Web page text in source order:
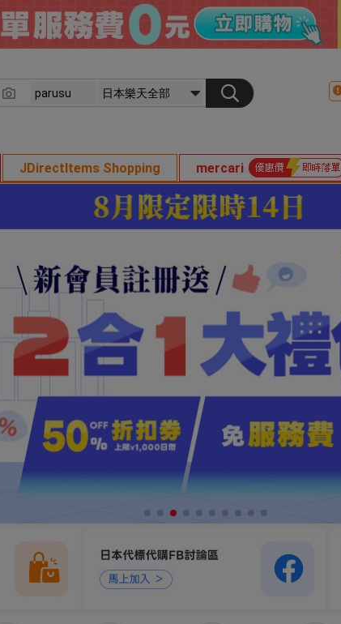
JDirectItems Shopping mercari